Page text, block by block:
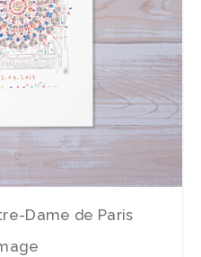
Dame de Paris